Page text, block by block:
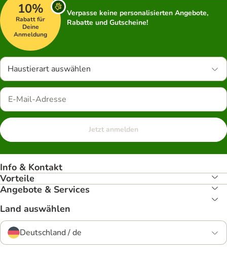
10%
Rabatt für
Deine
Anmeldung
Verpasse keine personalisierten Angebote,
Rabatte und Gutscheine!
Haustierart auswählen
Jetzt anmelden
Info & Kontakt
Vorteile
Angebote & Services
Land auswählen
Deutschland / de